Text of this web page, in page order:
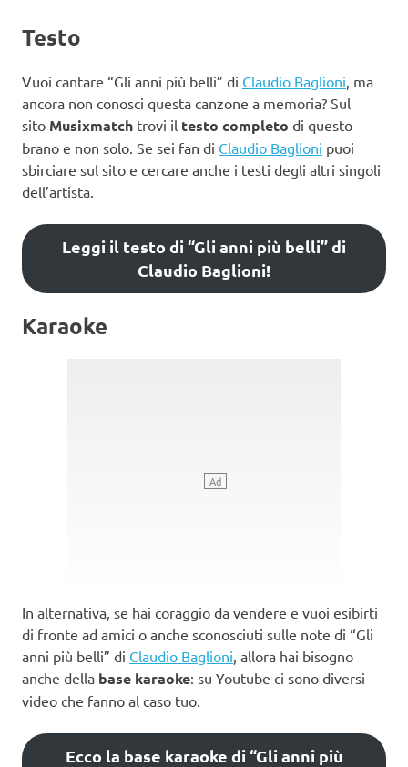
Testo
Vuoi cantare “Gli anni più belli” di Claudio Baglioni, ma
ancora non conosci questa canzone a memoria? Sul
sito Musixmatch trovi il testo completo di questo
brano e non solo. Se sei fan di Claudio Baglioni puoi
sbirciare sul sito e cercare anche i testi degli altri singoli
dell’artista.
Leggi il testo di “Gli anni più belli” di
Claudio Baglioni!
Karaoke
In alternativa, se hai coraggio da vendere e vuoi esibirti
di fronte ad amici o anche sconosciuti sulle note di “Gli
anni più belli” di Claudio Baglioni , allora hai bisogno
anche della base karaoke: su Youtube ci sono diversi
video che fanno al caso tuo.
Ecco la base karaoke di “Gli anni più